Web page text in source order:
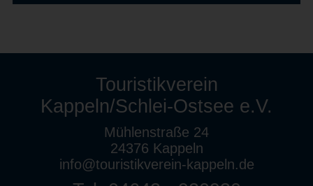
Touristikverein
Kappeln/Schlei-Ostsee e.V.
Mühlenstraße 24
24376 Kappeln
info@touristikverein-kappeln.de